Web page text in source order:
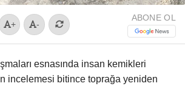
+ -
ABONE OL
esnasında insan kemikleri
incelemesi bitince toprağa yeniden